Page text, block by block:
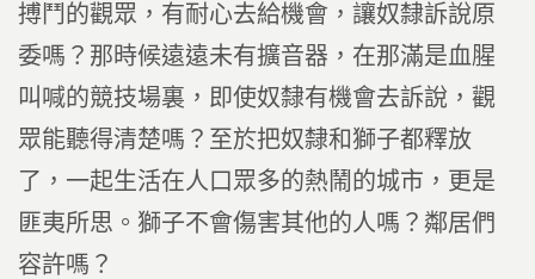
搏鬥的觀眾，有耐心去給機會，讓奴隸訴說原
委嗎？那時候遠遠未有擴音器，在那滿是血腥
叫喊的競技場裏，即使奴隸有機會去訴說，觀
眾能聽得清楚嗎？至於把奴隸和獅子都釋放
了，一起生活在人口眾多的熱鬧的城市，更是
匪夷所思。獅子不會傷害其他的人嗎？鄰居們
容許嗎？